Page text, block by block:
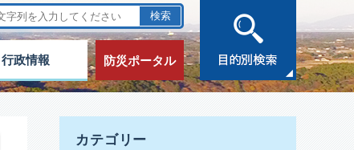
行政情報 防災ポータル
カテゴリー